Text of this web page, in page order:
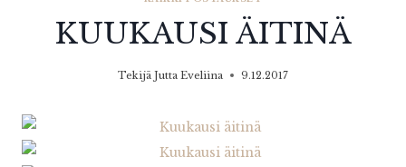
KUUKAUSI ÄITINÄ
Tekijä Jutta Eveliina 9.12.2017